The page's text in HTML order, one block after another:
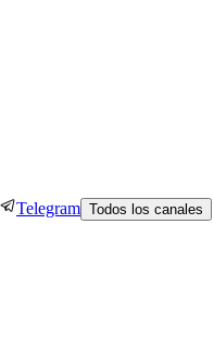
Telegram Todos los canales